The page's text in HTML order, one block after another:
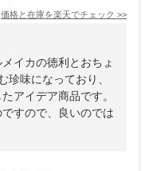
価格と在庫を楽天でチェック >>
イカの徳利とおちょ
珍味になっており、
アイデア商品です。
すので、良いのでは